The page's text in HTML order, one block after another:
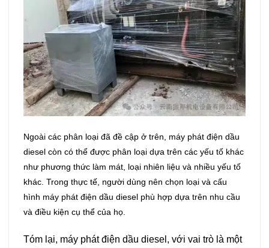
Ngoài các phân loại đã đề cập ở trên, máy phát điện dầu
diesel còn có thể được phân loại dựa trên các yếu tố khác
như phương thức làm mát, loại nhiên liệu và nhiều yếu tố
khác. Trong thực tế, người dùng nên chọn loại và cấu
hình máy phát điện dầu diesel phù hợp dựa trên nhu cầu
và điều kiện cụ thể của họ.
Tóm lại, máy phát điện dầu diesel, với vai trò là một